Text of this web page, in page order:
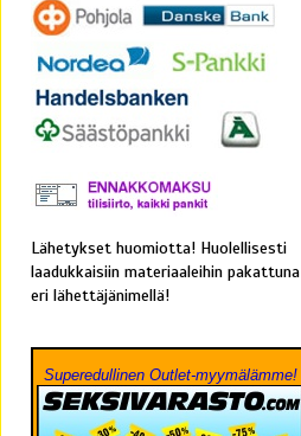
Lähetykset huomiotta! Huolellisesti
laadukkaisiin materiaaleihin pakattuna
eri lähettäjänimellä!
Superedullinen Outlet-myymälämme!